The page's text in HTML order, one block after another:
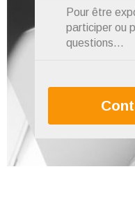
Pour être
participer ou
questions...